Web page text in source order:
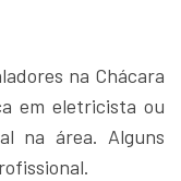
na Chácara
em eletricista ou
na área. Alguns